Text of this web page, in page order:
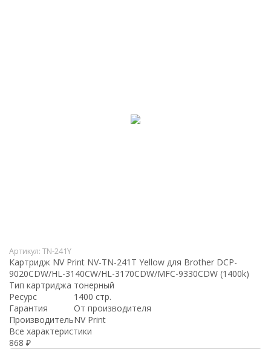
Артикул: TN-241Y
Картридж NV Print NV-TN-241T Yellow для Brother DCP-
9020CDW/HL-3140CW/HL-3170CDW/MFC-9330CDW (1400k)
Тип картриджа тонерный
Ресурс
1400 стр.
Гарантия
От производителя
ПроизводительNV Print
Все характеристики
868 ₽